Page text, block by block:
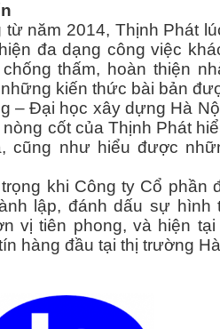
năm 2014, Thịnh Phát
đa dạng công việc
thấm, hoàn thiện
kiến thức bài bản
– Đại học xây dựng Hà
cốt của Thịnh Phát
cũng như hiểu được
khi Công ty Cổ phần
lập, đánh dấu sự hình
vị tiên phong, và hiện
hàng đầu tại thị trường